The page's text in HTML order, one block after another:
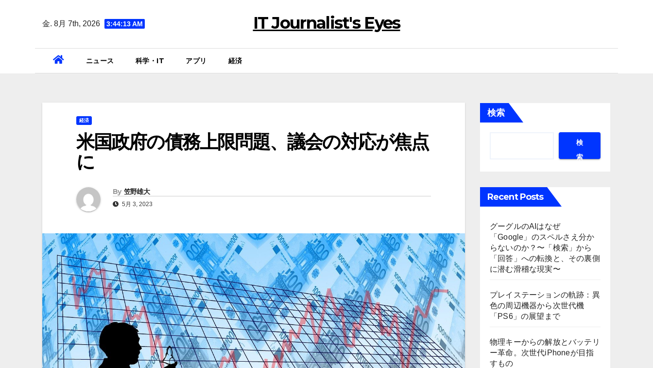
金. 8月 7th, 2026 3:44:14 AM IT Journalist's Eyes
ニュース 科学・IT アプリ 経済
経済
米国政府の債務上限問題、議会の対応が焦点
に
By 笠野雄大
5月 3, 2023
検索
検
索
Recent Posts
グーグルのAIはなぜ
「Google」のスペルさえ分か
らないのか？〜「検索」から
「回答」への転換と、その裏側
に潜む滑稽な現実〜
プレイステーションの軌跡：異
色の周辺機器から次世代機
「PS6」の展望まで
物理キーからの解放とバッテリ
ー革命。次世代iPhoneが目指
すもの